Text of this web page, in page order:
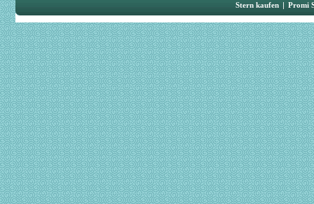
Stern kaufen | Promi